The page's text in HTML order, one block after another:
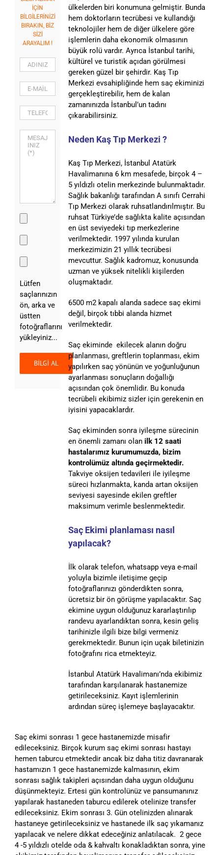
İÇİN
BİLGİLERİNİZİ
BIRAKIN, BİZ
SİZİ
ARAYALIM !
Lütfen
saçlarınızın
ön, arka ve
üstten
fotoğraflarını
yükleyiniz...
ülkelerden biri konumuna gelmiştir. Bunda
hem doktorların tecrübesi ve kullandığı
teknolojiler hem de diğer ülkelere göre
işlemlerin daha ekonomik olmasının
büyük rolü vardır. Ayrıca İstanbul tarihi,
kültürel ve turistik açıdan görülmesi
gereken güzel bir şehirdir. Kaş Tıp
Merkezi evsahipliğinde hem saç ekiminizi
gerçekleştirebilir, hem de kalan
zamanınızda İstanbul’un tadını
çıkarabilirsiniz.
Neden Kaş Tıp Merkezi ?
Kaş Tıp Merkezi, İstanbul Atatürk
Havalimanına 6 km mesafede, birçok 4 –
5 yıldızlı otelin merkezinde bulunmaktadır.
Sağlık bakanlığı tarafından A sınıfı Cerrahi
Tıp Merkezi olarak ruhsatlandırılmıştır. Bu
ruhsat Türkiye’de sağlıkta kalite açısından
en üst seviyedeki tıp merkezlerine
verilmektedir. 1997 yılında kurulan
merkezimizin 21 yıllık tecrübesi
mevcuttur. Sağlık kadromuz, konusunda
uzman ve yüksek nitelikli kişilerden
oluşmaktadır.
6500 m2 kapalı alanda sadece saç ekimi
değil, birçok tıbbi alanda hizmet
verilmektedir.
Saç ekiminde ekilecek alanın doğru
planlanması, greftlerin toplanması, ekim
yapılırken saç yönünün ve yoğunluğunun
ayarlanması sonuçların doğallığı
açısından çok önemlidir. Bu konuda
tecrübeli ekibimiz sizler için gerekenin en
iyisini yapacaklardır.
Saç ekiminden sonra iyileşme sürecinin
en önemli zamanı olan ilk 12 saati
hastalarımız kurumumuzda, bizim
kontrolümüz altında geçirmektedir.
Takviye oksijen tedavileri ile iyileşme
süreci hızlanmakta, kanda artan oksijen
seviyesi sayesinde ekilen greftler
maksimum verimle beslenmektedir.
Saç Ekimi planlaması nasıl
yapılacak?
İlk olarak telefon, whatsapp veya e-mail
yoluyla bizimle iletişime geçip
fotoğraflarınızı gönderdikten sonra,
ücretsiz bir ön görüşme yapılacaktır. Saç
ekimine uygun olduğunuz kararlaştırılıp
randevu ayarlandıktan sonra, kesin geliş
tarihinizle ilgili bize bilgi vermeniz
gerekmektedir. Bunun için uçak biletinizin
fotoğrafını rica etmekteyiz.
İstanbul Atatürk Havalimanı’nda ekibimiz
tarafından karşılanarak hastanemize
getirileceksiniz. Kayıt işlemlerinin
ardından süreç işlemeye başlayacaktır.
Saç ekimi sonrası 1 gece hastanemizde misafir
edileceksiniz. Birçok kurum saç ekimi sonrası hastayı
hemen taburcu etmektedir ancak biz daha titiz davranarak
hastamızın 1 gece hastanemizde kalmasının, ekim
sonrası sağlık takipleri açısından daha uygun olduğunu
düşünmekteyiz. Ertesi gün kontrolünüz ve pansumanınız
yapılarak hastaneden taburcu edilerek otelinize transfer
edileceksiniz. Ekim sonrası 3. Gün otelinizden alınarak
hastaneye getirileceksiniz ve hastanede ilk saç yıkamanız
yapılacak ve nelere dikkat edeceğiniz anlatılacak. 2 gece
4 -5 yıldızlı otelde oda & kahvaltı konakladıktan sonra, yine